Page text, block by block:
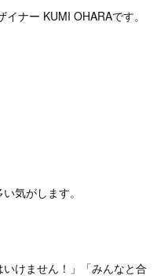
ナー KUMI OHARAです。
気がします。
けません！」「みんなと合